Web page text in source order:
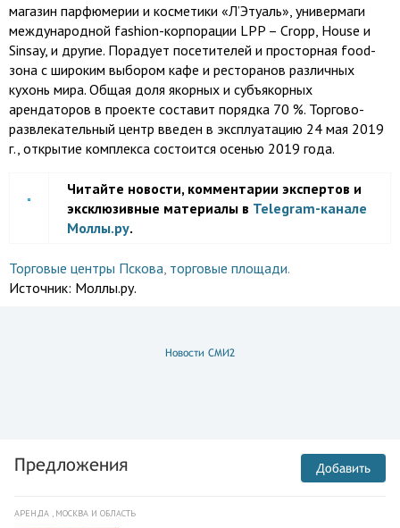
магазин парфюмерии и косметики «Л’Этуаль», универмаги
международной fashion-корпорации LPP – Cropp, House и
Sinsay, и другие. Порадует посетителей и просторная food-
зона с широким выбором кафе и ресторанов различных
кухонь мира. Общая доля якорных и субъякорных
арендаторов в проекте составит порядка 70 %. Торгово-
развлекательный центр введен в эксплуатацию 24 мая 2019
г., открытие комплекса состоится осенью 2019 года.
Читайте новости, комментарии экспертов и
эксклюзивные материалы в Telegram-канале
Моллы.ру.
Торговые центры Пскова, торговые площади.
Источник: Моллы.ру.
Новости СМИ2
Предложения Добавить
АРЕНДА , МОСКВА И ОБЛАСТЬ